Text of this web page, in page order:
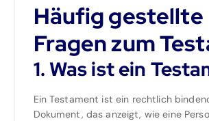
Häufig gestellte
Fragen zum
1. Was ist ein
Ein Testament ist ein rechtlich
Dokument, das anzeigt, wie eine